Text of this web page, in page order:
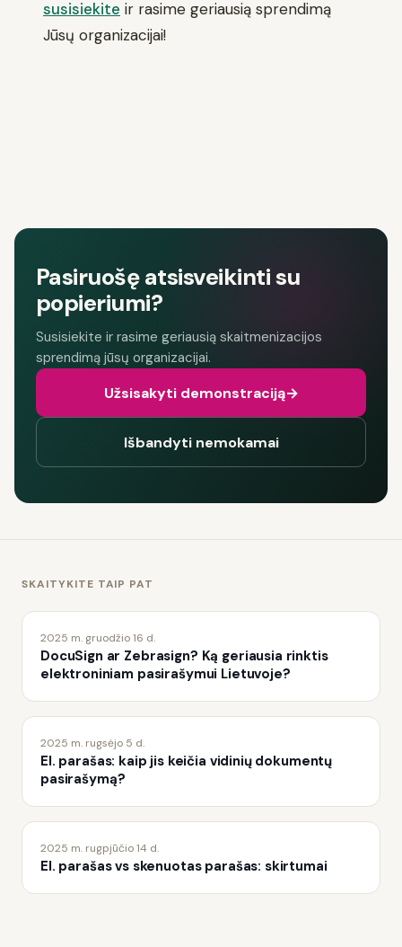
susisiekite ir rasime geriausią sprendimą
Jūsų organizacijai!
Pasiruošę atsisveikinti su
popieriumi?
Susisiekite ir rasime geriausią skaitmenizacijos
sprendimą jūsų organizacijai.
Užsisakyti demonstraciją→
Išbandyti nemokamai
SKAITYKITE TAIP PAT
2025 m. gruodžio 16 d.
DocuSign ar Zebrasign? Ką geriausia rinktis
elektroniniam pasirašymui Lietuvoje?
2025 m. rugsėjo 5 d.
El. parašas: kaip jis keičia vidinių dokumentų
pasirašymą?
2025 m. rugpjūčio 14 d.
El. parašas vs skenuotas parašas: skirtumai